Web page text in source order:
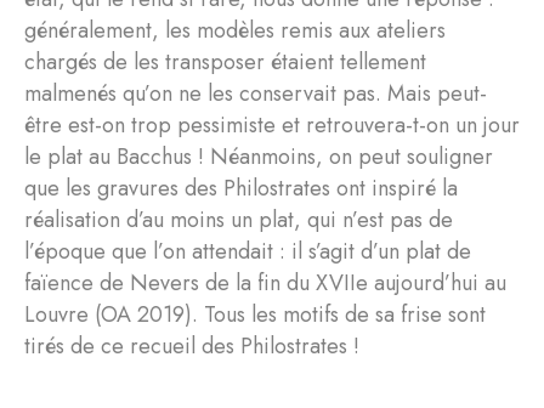
généralement, les modèles remis aux ateliers
chargés de les transposer étaient tellement
malmenés qu’on ne les conservait pas. Mais peut-
être est-on trop pessimiste et retrouvera-t-on un jour
le plat au Bacchus ! Néanmoins, on peut souligner
que les gravures des Philostrates ont inspiré la
réalisation d’au moins un plat, qui n’est pas de
l’époque que l’on attendait : il s’agit d’un plat de
faïence de Nevers de la fin du XVIIe aujourd’hui au
Louvre (OA 2019). Tous les motifs de sa frise sont
tirés de ce recueil des Philostrates !